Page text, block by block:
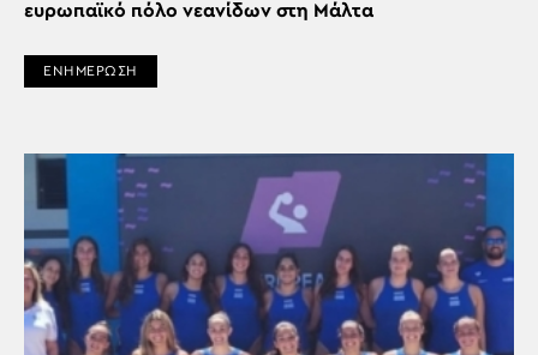
ευρωπαϊκό πόλο νεανίδων στη Μάλτα
ΕΝΗΜΕΡΩΣΗ